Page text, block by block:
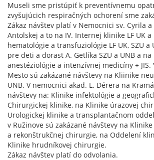
Museli sme pristúpiť k preventívnemu
zvyšujúcich respiračných ochorení sme
Zákaz návštev platí v Nemocnici sv. Cyrila
Antolskej a to na IV. Internej klinike LF UK a
hematológie a transfuziológie LF UK, SZU a
pre deti a dorast A. Getlíka SZU a UNB a
anestéziológie a intenzívnej medicíny + JIS.
Mesto sú zakázané návštevy na Kliinike
UNB. V nemocnici akad. L. Dérera na
návštevy na: Klinike infektológie a
Chirurgickej klinike, na Klinike úrazovej
Urologickej klinike a transplantačnom
v Ružinove sú zakázané návštevy na
a rekonštrukčnej chirurgie, na Oddelení
Klinike hrudníkovej chirurgie.
Zákaz návštev platí do odvolania.